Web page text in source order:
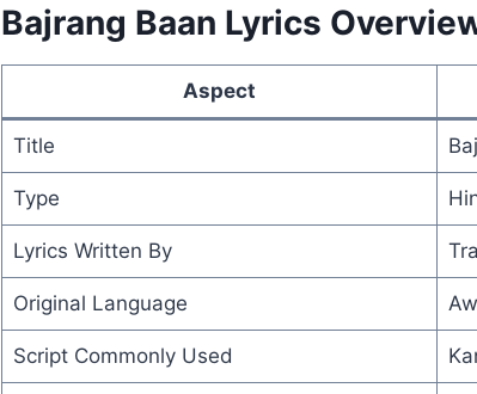
Bajrang Baan Lyrics
Aspect
Title
Type
Lyrics Written By
Original Language
Script Commonly Used